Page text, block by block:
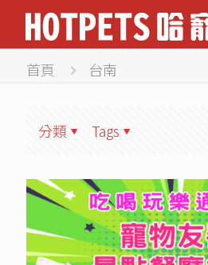
首頁 台南
分類 Tags